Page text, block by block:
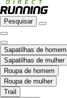
Pesquisar
Sapatilhas de homem
Sapatilhas de mulher
Roupa de homem
Roupa de mulher
Trail